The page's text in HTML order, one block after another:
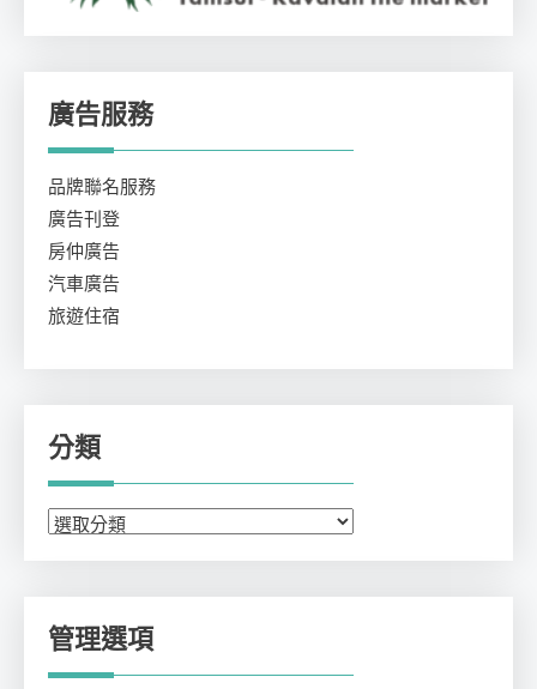
廣告服務
品牌聯名服務
廣告刊登
房仲廣告
汽車廣告
旅遊住宿
分類
分
管理選項